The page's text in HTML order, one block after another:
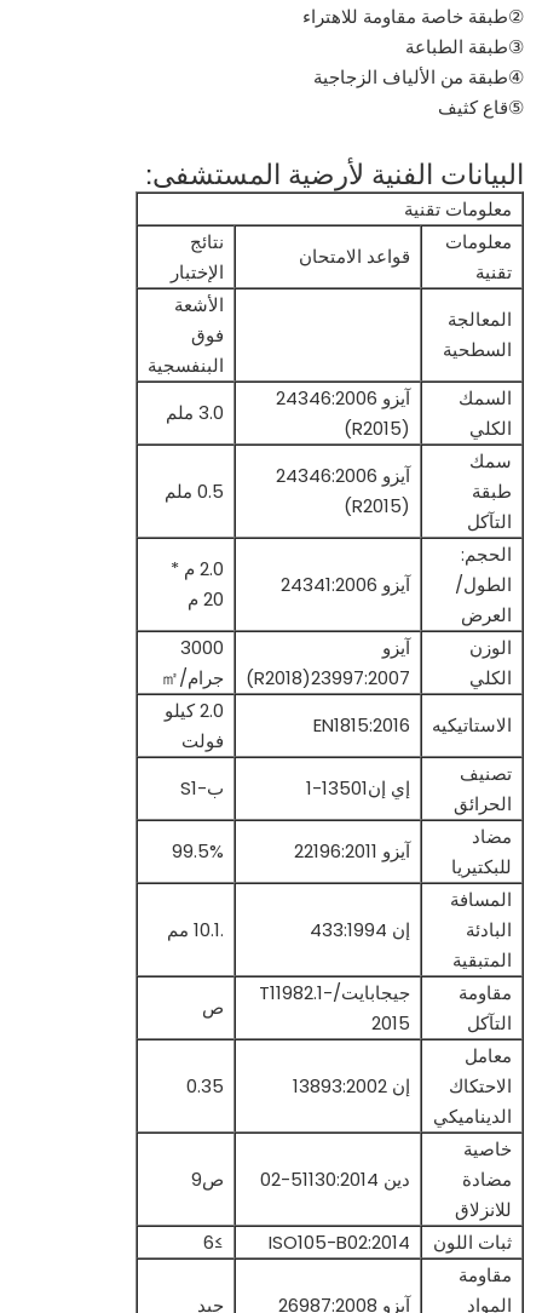
②طبقة خاصة مقاومة للاهتراء
③طبقة الطباعة
④طبقة من الألياف الزجاجية
⑤قاع كثيف
البيانات الفنية لأرضية المستشفى:
معلومات تقنية
معلومات
تقنية
قواعد الامتحان
نتائج
الإختبار
المعالجة
السطحية
الأشعة
فوق
البنفسجية
السمك
الكلي
آيزو 24346:2006
(R2015)
3.0 ملم
سمك
طبقة
التآكل
آيزو 24346:2006
(R2015)
0.5 ملم
الحجم:
الطول/
العرض
آيزو 24341:2006
2.0 م *
20 م
الوزن
الكلي
آيزو
23997:2007(R2018)
3000
جرام/㎡
الاستاتيكيه
EN1815:2016
2.0 كيلو
فولت
تصنيف
الحرائق
إي إن13501-1
ب-S1
مضاد
للبكتيريا
آيزو 22196:2011
99.5%
المسافة
البادئة
المتبقية
إن 433:1994 .10.1 مم
مقاومة
التآكل
جيجابايت/T11982.1-
2015
ص
معامل
الاحتكاك
الديناميكي
إن 13893:2002 0.35
خاصية
مضادة
للانزلاق
دين 51130:2014-02 ص9
ثبات اللون ISO105-B02:2014
≥6
مقاومة
المواد
آيزو 26987:2008 جيد